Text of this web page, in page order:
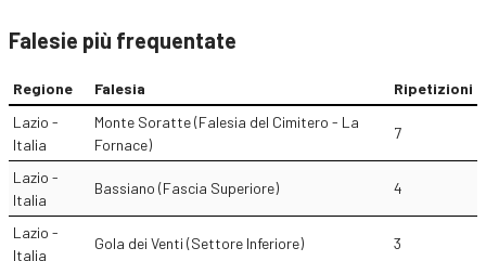
Falesie più frequentate
Regione Falesia
Ripetizioni
Lazio -
Italia
Monte Soratte (Falesia del Cimitero - La
Fornace)
7
Lazio -
Italia
Bassiano (Fascia Superiore) 4
Lazio -
Italia
Gola dei Venti (Settore Inferiore) 3